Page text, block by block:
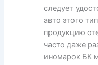
следует
авто этого
продукцию
часто даже
иномарок БК